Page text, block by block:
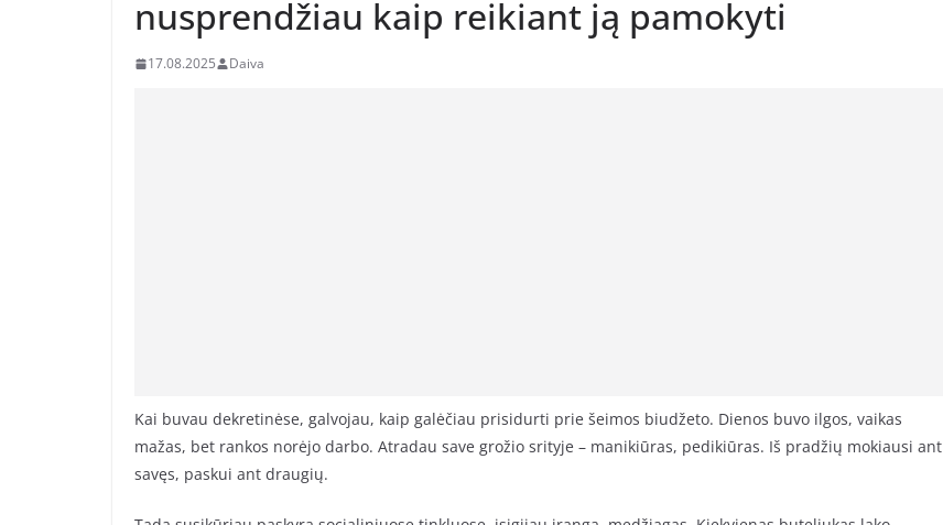
nusprendžiau kaip reikiant ją pamokyti
17.08.2025 Daiva
Kai buvau dekretinėse, galvojau, kaip galėčiau prisidurti prie šeimos biudžeto. Dienos buvo ilgos, vaikas
mažas, bet rankos norėjo darbo. Atradau save grožio srityje – manikiūras, pedikiūras. Iš pradžių mokiausi ant
savęs, paskui ant draugių.